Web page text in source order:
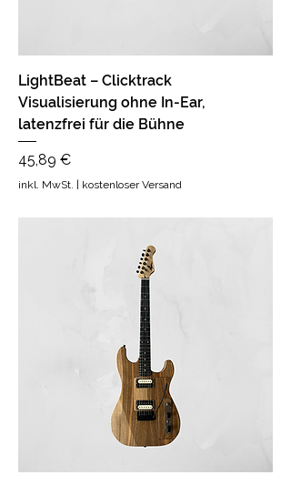
LightBeat – Clicktrack
Visualisierung ohne In-Ear,
latenzfrei für die Bühne
Preis
45,89 €
inkl. MwSt. | kostenloser Versand